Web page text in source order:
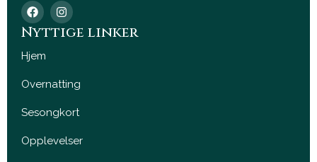
F
a
c
e
b
o
k
I
n
s
t
a
Nyttige linker
Hjem
Overnatting
Sesongkort
Opplevelser